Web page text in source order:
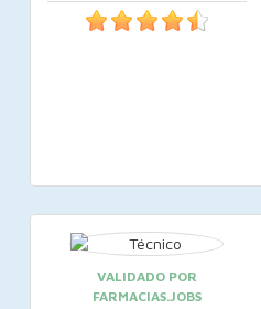
VALIDADO POR
FARMACIAS.JOBS